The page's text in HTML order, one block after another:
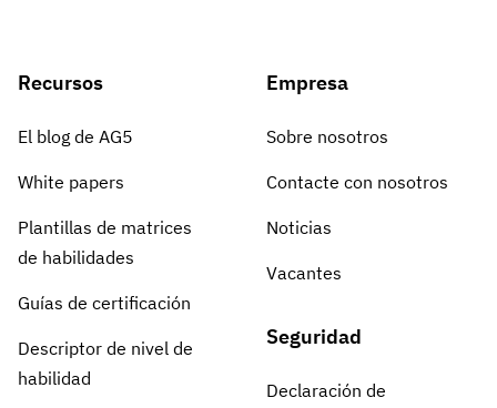
Recursos
El blog de AG5
White papers
Plantillas de matrices
de habilidades
Guías de certificación
Descriptor de nivel de
habilidad
Empresa
Sobre nosotros
Contacte con nosotros
Noticias
Vacantes
Seguridad
Declaración de